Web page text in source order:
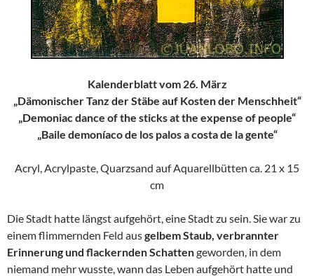
Kalenderblatt vom 26. März
„Dämonischer Tanz der Stäbe auf Kosten der Menschheit“
„Demoniac dance of the sticks at the expense of people“
„Baile demoníaco de los palos a costa de la gente“
Acryl, Acrylpaste, Quarzsand auf Aquarellbütten ca. 21 x 15
cm
Die Stadt hatte längst aufgehört, eine Stadt zu sein. Sie war zu
einem flimmernden Feld ausgelbem Staub, verbrannter
Erinnerung und flackernden Schattengeworden, in dem
niemand mehr wusste, wann das Leben aufgehört hatte und